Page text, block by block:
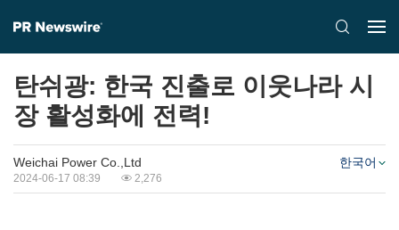
탄쉬광: 한국 진출로 이웃나라 시
장 활성화에 전력!
Weichai Power Co.,Ltd
2024-06-17 08:39 2,276
한국어